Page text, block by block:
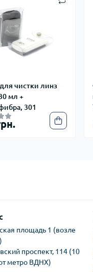
чистки линз
мл +
301
площадь 1 (возле
проспект, 114 (10
метро ВДНХ)